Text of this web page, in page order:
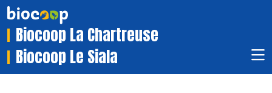
Biocoop La Chartreuse
Biocoop Le Siala